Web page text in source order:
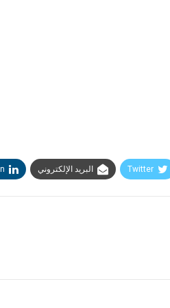
Twitter البريد الإلكتروني